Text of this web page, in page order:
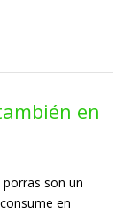
en
son un
en